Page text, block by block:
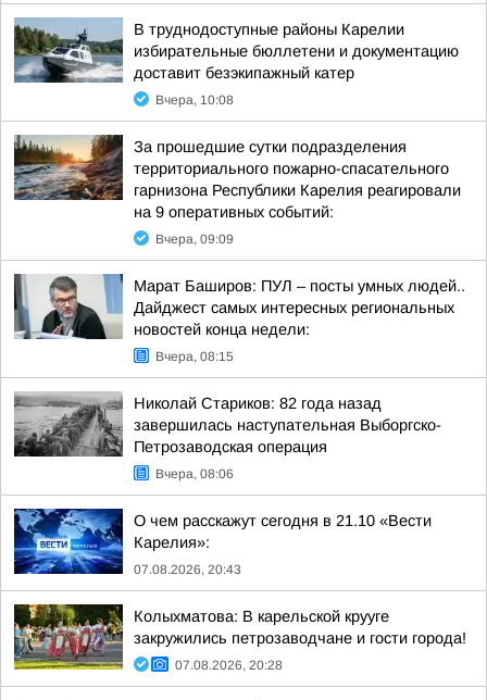
В труднодоступные районы Карелии
избирательные бюллетени и документацию
доставит безэкипажный катер
Вчера, 10:08
За прошедшие сутки подразделения
территориального пожарно-спасательного
гарнизона Республики Карелия реагировали
на 9 оперативных событий:
Вчера, 09:09
Марат Баширов: ПУЛ – посты умных людей..
Дайджест самых интересных региональных
новостей конца недели:
Вчера, 08:15
Николай Стариков: 82 года назад
завершилась наступательная Выборгско-
Петрозаводская операция
Вчера, 08:06
О чем расскажут сегодня в 21.10 «Вести
Карелия»:
07.08.2026, 20:43
Колыхматова: В карельской крууге
закружились петрозаводчане и гости города!
07.08.2026, 20:28